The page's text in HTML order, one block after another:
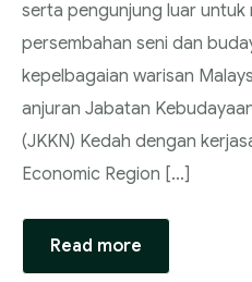
serta pengunjung luar untuk
persembahan seni dan
kepelbagaian warisan
anjuran Jabatan
(JKKN) Kedah dengan
Economic Region […]
Read more